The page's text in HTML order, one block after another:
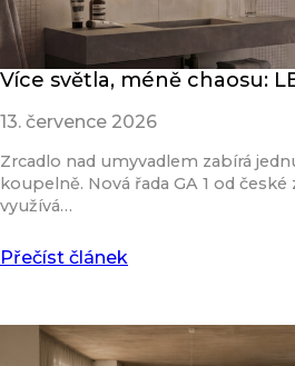
Více světla, méně chaosu:
13. července 2026
Zrcadlo nad umyvadlem zabírá
koupelně. Nová řada GA 1 od české
využívá…
Přečíst článek